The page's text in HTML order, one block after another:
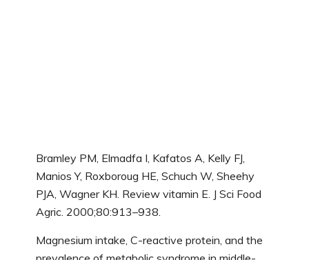
Bramley PM, Elmadfa I, Kafatos A, Kelly FJ,
Manios Y, Roxboroug HE, Schuch W, Sheehy
PJA, Wagner KH. Review vitamin E. J Sci Food
Agric. 2000;80:913–938.
Magnesium intake, C-reactive protein, and the